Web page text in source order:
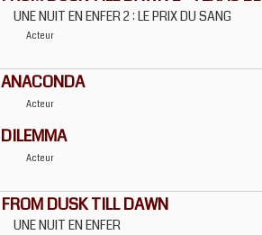
UNE NUIT EN ENFER 2 : LE PRIX DU SANG
Acteur
ANACONDA
Acteur
DILEMMA
Acteur
FROM DUSK TILL DAWN
UNE NUIT EN ENFER